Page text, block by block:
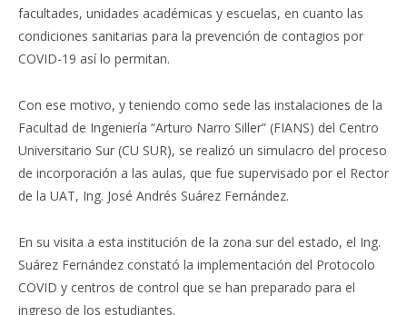
facultades, unidades académicas y escuelas, en cuanto las
condiciones sanitarias para la prevención de contagios por
COVID-19 así lo permitan.
Con ese motivo, y teniendo como sede las instalaciones de la
Facultad de Ingeniería “Arturo Narro Siller” (FIANS) del Centro
Universitario Sur (CU SUR), se realizó un simulacro del proceso
de incorporación a las aulas, que fue supervisado por el Rector
de la UAT, Ing. José Andrés Suárez Fernández.
En su visita a esta institución de la zona sur del estado, el Ing.
Suárez Fernández constató la implementación del Protocolo
COVID y centros de control que se han preparado para el
ingreso de los estudiantes.